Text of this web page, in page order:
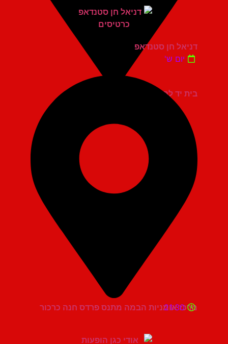
בית יד לבנים אשדוד
דניאל חן סטנדאפ
יום ש'
מרכז אומניות הבמה מתנס פרדס חנה כרכור
21:30